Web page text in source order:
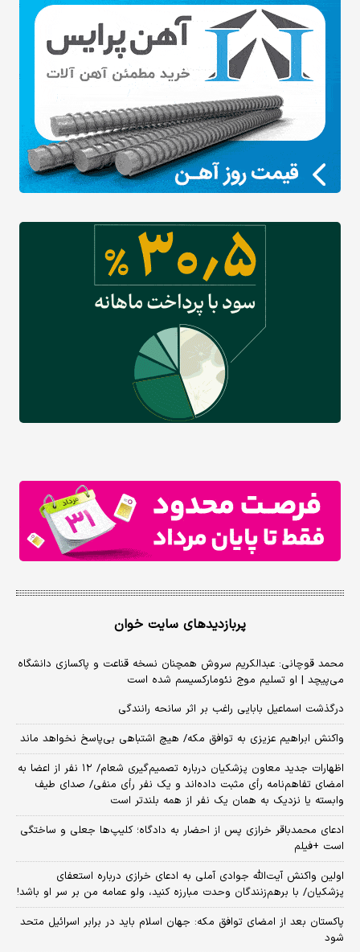
پربازدیدهای سایت خوان
محمد قوچانی: عبدالکریم سروش همچنان نسخه قناعت و پاکسازی دانشگاه
می‌پیچد | او تسلیم موج نئومارکسیسم شده است
درگذشت اسماعیل بابایی راغب بر اثر سانحه رانندگی
واکنش ابراهیم عزیزی به توافق مکه/ هیچ اشتباهی بی‌پاسخ نخواهد ماند
اظهارات جدید معاون پزشکیان درباره تصمیم‌گیری شعام/ ۱۲ نفر از اعضا به
امضای تفاهم‌نامه رأی مثبت داده‌اند و یک نفر رأی منفی/ صدای طیف
وابسته یا نزدیک به همان یک نفر از همه بلندتر است
ادعای محمدباقر خرازی پس از احضار به دادگاه؛ کلیپ‌ها جعلی و ساختگی
است +فیلم
اولین واکنش آیت‌الله جوادی آملی به ادعای خرازی درباره استعفای
پزشکیان/ با برهم‌زنندگان وحدت مبارزه کنید، ولو عمامه من بر سر او باشد!
پاکستان بعد از امضای توافق مکه: جهان اسلام باید در برابر اسرائیل متحد
شود